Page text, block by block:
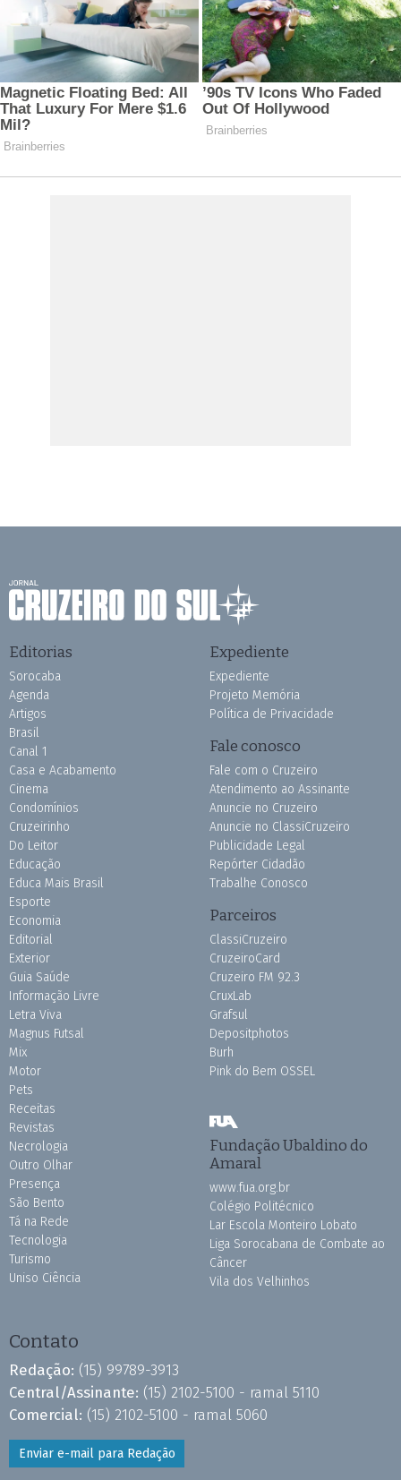
Editorias
Sorocaba
Agenda
Artigos
Brasil
Canal 1
Casa e Acabamento
Cinema
Condomínios
Cruzeirinho
Do Leitor
Educação
Educa Mais Brasil
Esporte
Economia
Editorial
Exterior
Guia Saúde
Informação Livre
Letra Viva
Magnus Futsal
Mix
Motor
Pets
Receitas
Revistas
Necrologia
Outro Olhar
Presença
São Bento
Tá na Rede
Tecnologia
Turismo
Uniso Ciência
Expediente
Expediente
Projeto Memória
Política de Privacidade
Fale conosco
Fale com o Cruzeiro
Atendimento ao Assinante
Anuncie no Cruzeiro
Anuncie no ClassiCruzeiro
Publicidade Legal
Repórter Cidadão
Trabalhe Conosco
Parceiros
ClassiCruzeiro
CruzeiroCard
Cruzeiro FM 92.3
CruxLab
Grafsul
Depositphotos
Burh
Pink do Bem OSSEL
Fundação Ubaldino do
Amaral
www.fua.org.br
Colégio Politécnico
Lar Escola Monteiro Lobato
Liga Sorocabana de Combate ao
Câncer
Vila dos Velhinhos
Contato
Redação: (15) 99789-3913
Central/Assinante: (15) 2102-5100 - ramal 5110
Comercial: (15) 2102-5100 - ramal 5060
Enviar e-mail para Redação